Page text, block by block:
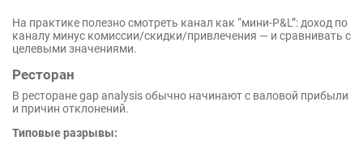
На практике полезно смотреть канал как “мини-P&L”: доход по
каналу минус комиссии/скидки/привлечения — и сравнивать с
целевыми значениями.
Ресторан
В ресторане gap analysis обычно начинают с валовой прибыли
и причин отклонений.
Типовые разрывы: